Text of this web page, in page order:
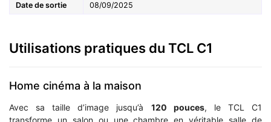
Date de sortie
08/09/2025
Utilisations pratiques du TCL C1
Home cinéma à la maison
Avec sa taille d’image jusqu’à 120 pouces, le TCL C1